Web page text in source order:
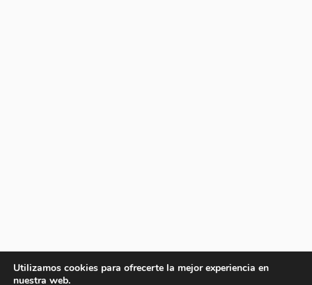
Utilizamos cookies para ofrecerte la mejor experiencia en
nuestra web.